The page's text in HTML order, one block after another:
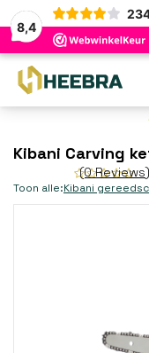
8,4
Kibani Carving
(0 Reviews)
Toon alle:Kibani